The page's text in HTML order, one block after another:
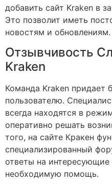
добавить сайт Kraken в
Это позволит иметь
новостям и обновлениям.
Отзывчивость
Kraken
Команда Kraken придает
пользователю.
всегда находятся в
оперативно решать
того, на сайте Кракен
специализированный
ответы на
необходимую помощь.